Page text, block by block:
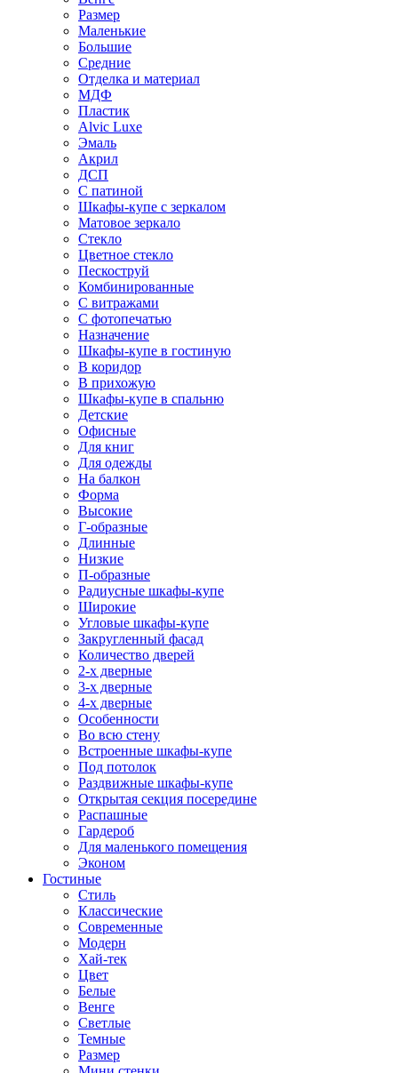
Размер
Маленькие
Большие
Средние
Отделка и материал
МДФ
Пластик
Alvic Luxe
Эмаль
Акрил
ДСП
С патиной
Шкафы-купе с зеркалом
Матовое зеркало
Стекло
Цветное стекло
Пескоструй
Комбинированные
С витражами
С фотопечатью
Назначение
Шкафы-купе в гостиную
В коридор
В прихожую
Шкафы-купе в спальню
Детские
Офисные
Для книг
Для одежды
На балкон
Форма
Высокие
Г-образные
Длинные
Низкие
П-образные
Радиусные шкафы-купе
Широкие
Угловые шкафы-купе
Закругленный фасад
Количество дверей
2-х дверные
3-х дверные
4-х дверные
Особенности
Во всю стену
Встроенные шкафы-купе
Под потолок
Раздвижные шкафы-купе
Открытая секция посередине
Распашные
Гардероб
Для маленького помещения
Эконом
Гостиные
Стиль
Классические
Современные
Модерн
Хай-тек
Цвет
Белые
Венге
Светлые
Темные
Размер